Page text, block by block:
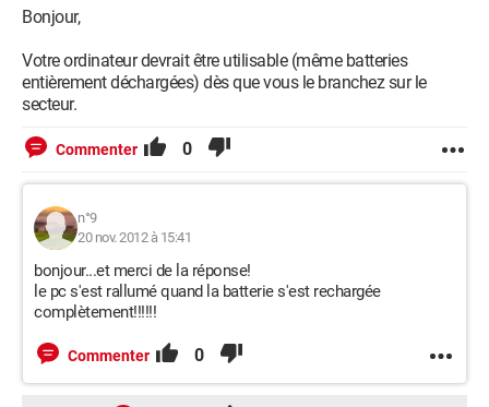
Bonjour,
Votre ordinateur devrait être utilisable (même batteries
entièrement déchargées) dès que vous le branchez sur le
secteur.
Commenter 0
n°9
20 nov. 2012 à 15:41
bonjour...et merci de la réponse!
le pc s'est rallumé quand la batterie s'est rechargée
complètement!!!!!!
Commenter 0